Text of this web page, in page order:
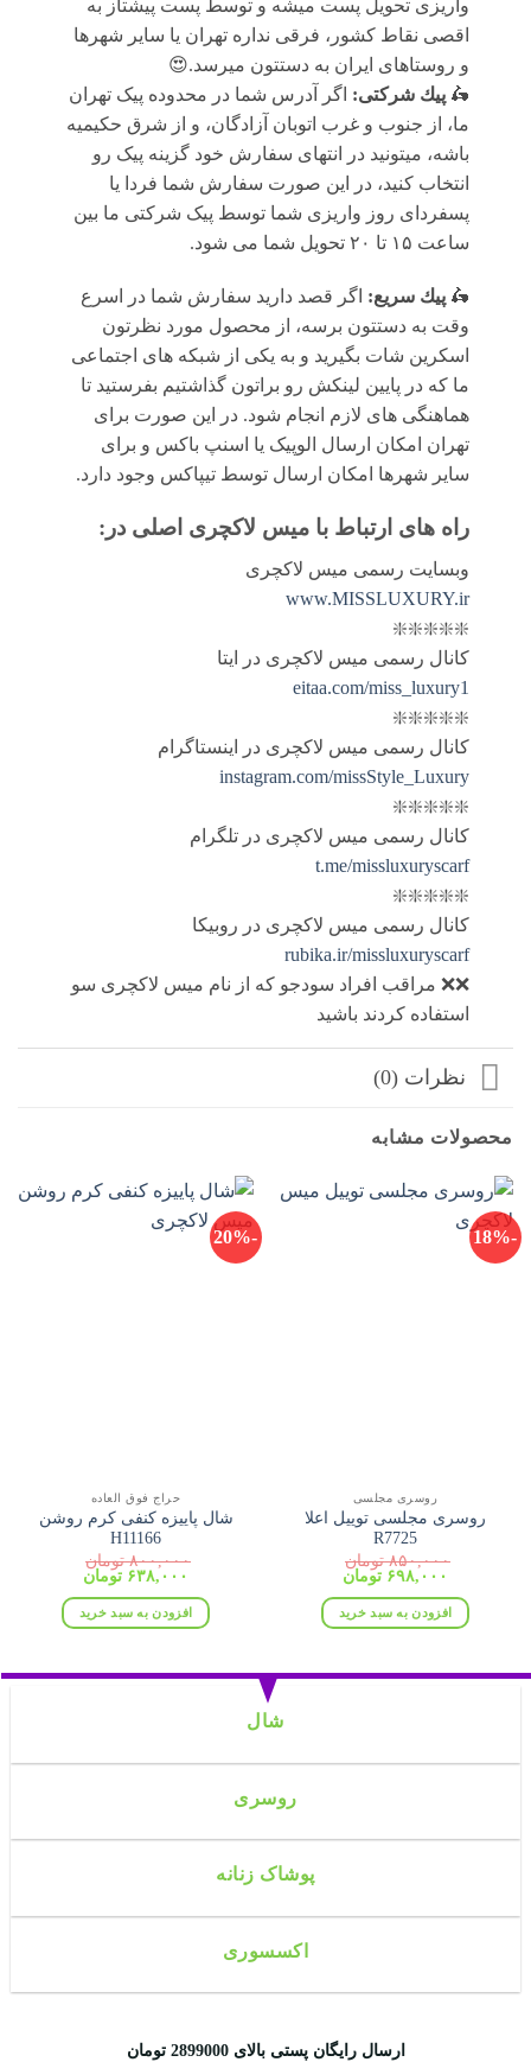
واریزی تحویل پست میشه و توسط پست پیشتاز به
اقصی نقاط کشور، فرقی نداره تهران یا سایر شهرها
و روستاهای ایران به دستتون میرسد.😍
🛵 پيك شرکتی: اگر آدرس شما در محدوده پیک تهران
ما، از جنوب و غرب اتوبان آزادگان، و از شرق حکیمیه
باشه، میتونید در انتهای سفارش خود گزینه پیک رو
انتخاب کنید، در این صورت سفارش شما فردا یا
پسفردای روز واريزى شما توسط پیک شرکتی ما بين
ساعت ۱۵ تا ٢٠ تحويل شما مى شود.
🛵 پيك سریع: اگر قصد دارید سفارش شما در اسرع
وقت به دستتون برسه، از محصول مورد نظرتون
اسکرین شات بگیرید و به یکی از شبکه های اجتماعی
ما که در پایین لینکش رو براتون گذاشتیم بفرستید تا
هماهنگی های لازم انجام شود. در این صورت برای
تهران امکان ارسال الوپیک یا اسنپ باکس و برای
سایر شهرها امکان ارسال توسط تیپاکس وجود دارد.
راه های ارتباط با میس لاکچری اصلی در:
وبسایت رسمی میس لاکچری
www.MISSLUXURY.ir
❇️❇️❇️❇️❇️
کانال رسمی میس لاکچری در ایتا
eitaa.com/miss_luxury1
❇️❇️❇️❇️❇️
کانال رسمی میس لاکچری در اینستاگرام
instagram.com/missStyle_Luxury
❇️❇️❇️❇️❇️
کانال رسمی میس لاکچری در تلگرام
t.me/missluxuryscarf
❇️❇️❇️❇️❇️
کانال رسمی میس لاکچری در روبیکا
rubika.ir/missluxuryscarf
❌❌ مراقب افراد سودجو که از نام میس لاکچری سو
استفاده کردند باشید
نظرات (0)
محصولات مشابه
-18%
روسری مجلسی
روسری مجلسی توییل اعلا
R7725
۸۵۰,۰۰۰ تومان
قیمت
اصلی:
۸۵۰,۰۰۰ تومان
بود.
۶۹۸,۰۰۰ تومان
۶۹۸,۰۰۰ تومان.افزودن به سبد خرید
-20%
حراج فوق العاده
شال پاییزه کنفی کرم روشن
H11166
۸۰۰,۰۰۰ تومان
قیمت
اصلی:
۸۰۰,۰۰۰ تومان
بود.
۶۳۸,۰۰۰ تومان
۶۳۸,۰۰۰ تومان.افزودن به سبد خرید
شال
روسری
پوشاک زنانه
اکسسوری
ارسال رایگان پستی بالای 2899000 تومان